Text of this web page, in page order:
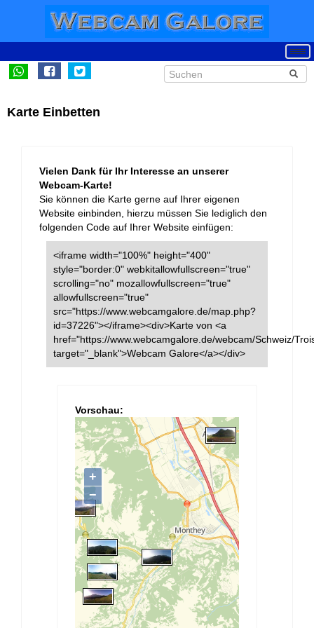
Karte Einbetten
Vielen Dank für Ihr Interesse an unserer
Webcam-Karte!
Sie können die Karte gerne auf Ihrer eigenen
Website einbinden, hierzu müssen Sie lediglich den
folgenden Code auf Ihrer Website einfügen:
<iframe width="100%" height="400"
style="border:0" webkitallowfullscreen="true"
scrolling="no" mozallowfullscreen="true"
allowfullscreen="true"
src="https://www.webcamgalore.de/map.php?
id=37226"></iframe><div>Karte von <a
href="https://www.webcamgalore.de/webcam/Schweiz/
target="_blank">Webcam Galore</a></div>
Vorschau: